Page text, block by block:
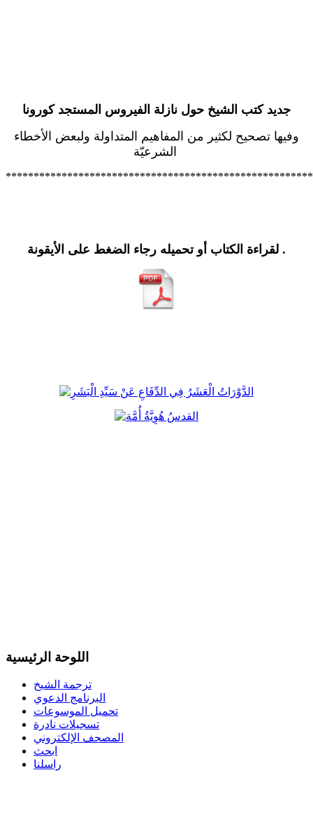
جديد كتب الشيخ حول نازلة الفيروس المستجد كورونا
وفيها تصحيح لكثير من المفاهيم المتداولة ولبعض الأخطاء
.
اللوحة الرئيسية
ترجمة الشيخ
البرنامج الدعوي
تحميل الموسوعات
تسجيلات نادرة
المصحف الإلكتروني
ابحث
راسلنا